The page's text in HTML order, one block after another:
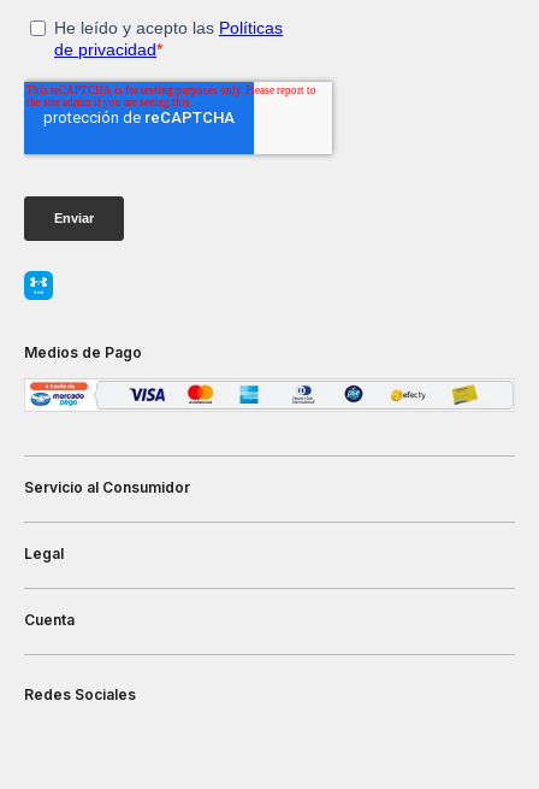
Medios de Pago
Servicio al Consumidor
Legal
Cuenta
Redes Sociales